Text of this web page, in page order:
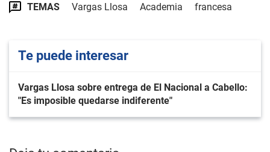
TEMAS Vargas Llosa Academia francesa
Te puede interesar
Vargas Llosa sobre entrega de El Nacional a Cabello:
"Es imposible quedarse indiferente"